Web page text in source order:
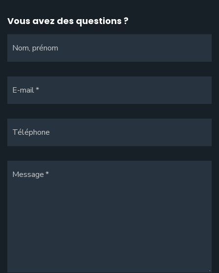
Vous avez des questions ?
Nom, prénom
E-mail
Téléphone
Message